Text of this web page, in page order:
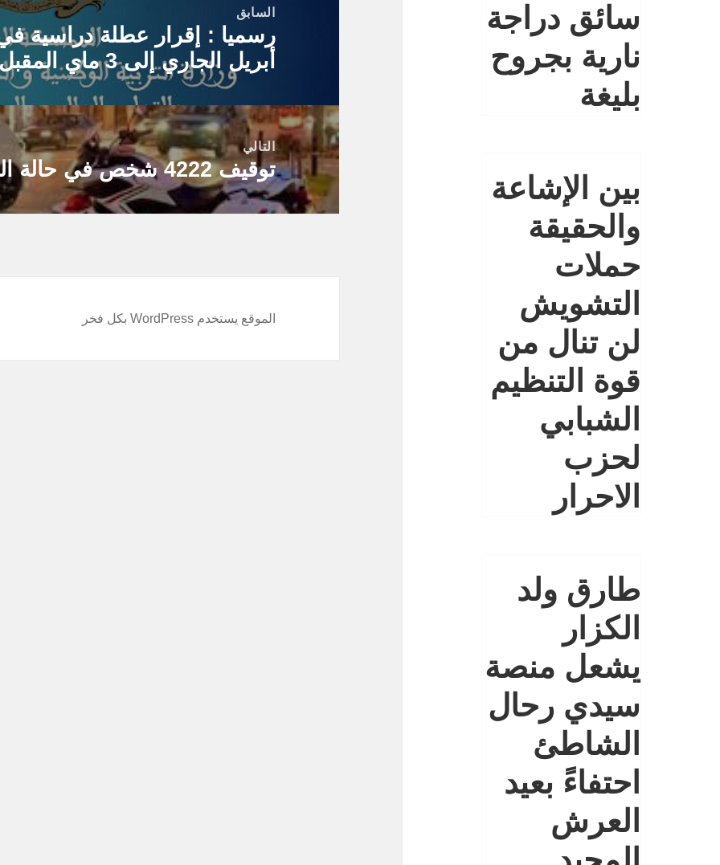
سائق دراجة
نارية بجروح
بليغة
بين الإشاعة
والحقيقة
حملات
التشويش
لن تنال من
قوة التنظيم
الشبابي
لحزب
الاحرار
طارق ولد
الكزار
يشعل منصة
سيدي رحال
الشاطئ
احتفاءً بعيد
العرش
السابق
المقالة
السابقة:
أبريل الجاري إلى 3 ماي المقبل
التالي
المقالة
التالية:
توقيف 4222 شخص في حالة الطوارئ الصحية
الموقع يستخدم WordPress بكل فخر